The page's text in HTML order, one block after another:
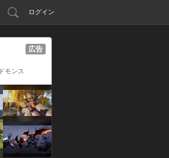
ログイン
モンス
広告